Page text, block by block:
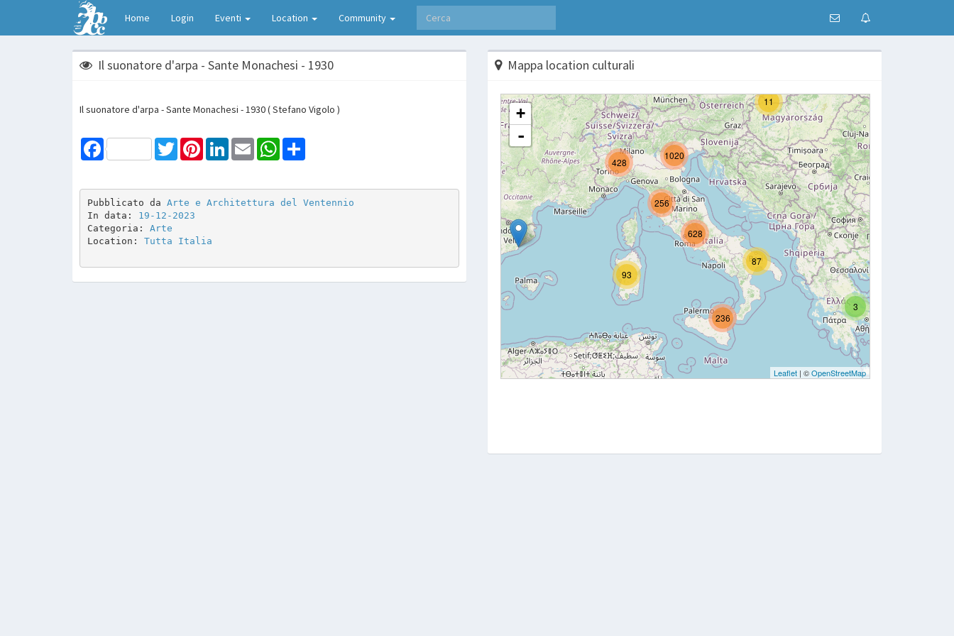
Home Login Eventi Location Community
Il suonatore d'arpa - Sante Monachesi - 1930
Il suonatore d'arpa - Sante Monachesi - 1930 ( Stefano Vigolo )
Facebook TwitterPinterestLinkedInEmail WhatsApp
Pubblicato da Arte e Architettura del Ventennio
In data: 19-12-2023
Categoria: Arte
Location: Tutta Italia
Mappa location culturali